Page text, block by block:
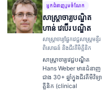
អ្នកជំនាញរួមចំណែក
សាស្ត្រាចារ្យ​បណ្ឌិត
ហាន់ វេប៊ើរ បណ្ឌិត
សាស្ត្រាចារ្យផ្នែកវេជ្ជសាស្ត្រមន្ទីរ
ពិសោធន៍ និងជីវគីមីគ្លីនិក
សាស្ត្រាចារ្យវេជ្ជបណ្ឌិត
Hans Weber មានជំនាញ
ជាង 30+ ឆ្នាំក្នុងជីវគីមីវិទ្យា
គ្លីនិក (clinical